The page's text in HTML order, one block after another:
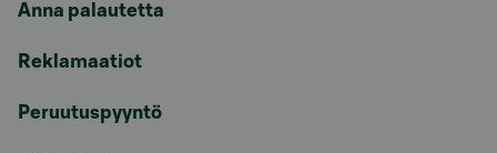
Anna palautetta
Reklamaatiot
Peruutuspyyntö